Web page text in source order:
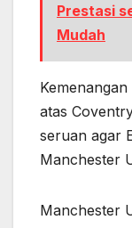
Prestasi
Mudah
atas
seruan agar
Manchester
Manchester